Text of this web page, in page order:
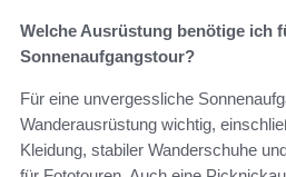
Welche Ausrüstung benötige ich
Sonnenaufgangstour?
Für eine unvergessliche
Wanderausrüstung wichtig,
Kleidung, stabiler Wanderschuhe